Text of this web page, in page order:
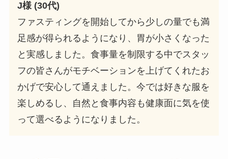
J様 (30代)
ファスティングを開始してから少しの量でも満
足感が得られるようになり、胃が小さくなった
と実感しました。食事量を制限する中でスタッ
フの皆さんがモチベーションを上げてくれたお
かげで安心して通えました。今では好きな服を
楽しめるし、自然と食事内容も健康面に気を使
って選べるようになりました。